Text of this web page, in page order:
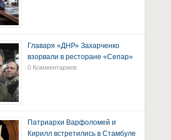
Главаря «ДНР» Захарченко
взорвали в ресторане «Сепар»
0 Комментариев
Патриархи Варфоломей и
Кирилл встретились в Стамбуле